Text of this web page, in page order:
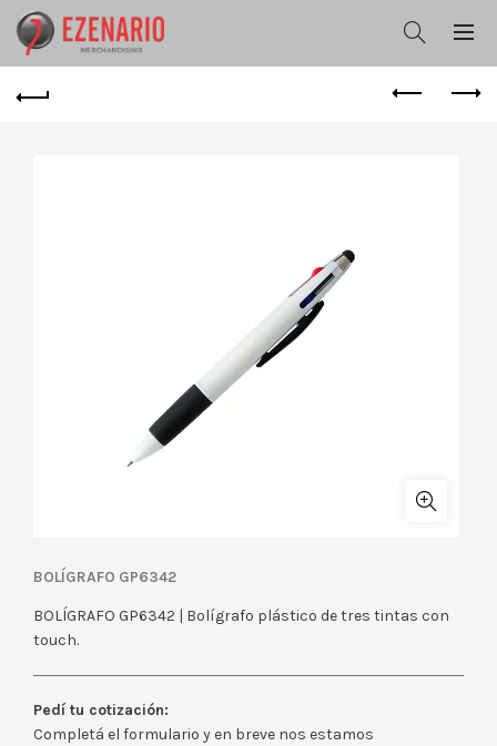
BOLÍGRAFO GP6342
BOLÍGRAFO GP6342 | Bolígrafo plástico de tres tintas con
touch.
Pedí tu cotización:
Completá el formulario y en breve nos estamos